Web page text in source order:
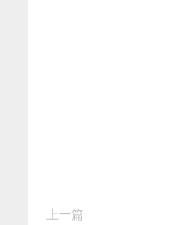
上一篇